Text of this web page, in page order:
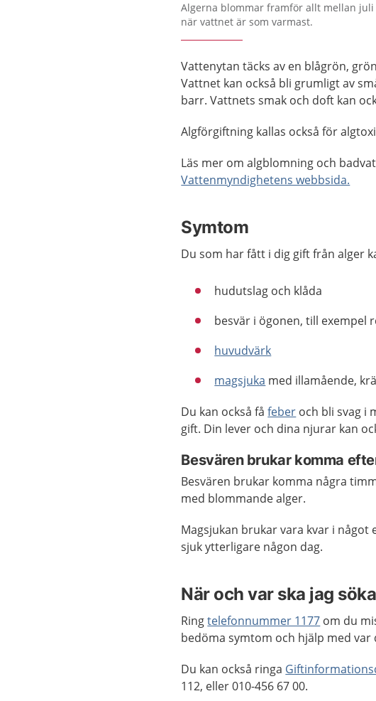
Algerna blommar framför allt mellan
när vattnet är som varmast.
Vattenytan täcks av en blågrön,
Vattnet kan också bli grumligt av
barr. Vattnets smak och doft kan
Algförgiftning kallas också för
Läs mer om algblomning och
Vattenmyndighetens webbsida.
Symtom
Du som har fått i dig gift från alger
hudutslag och klåda
besvär i ögonen, till exempel
huvudvärk
magsjuka med illamående,
Du kan också fåfeber och bli svag i
gift. Din lever och dina njurar kan
Besvären brukar komma
Besvären brukar komma några
med blommande alger.
Magsjukan brukar vara kvar i
sjuk ytterligare någon dag.
När och var ska jag
Ringtelefonnummer 1177 om du
bedöma symtom och hjälp med
Du kan också ringa
112, eller 010-456 67 00.